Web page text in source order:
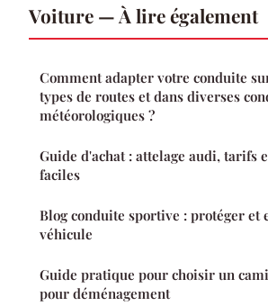
Voiture — À lire également
Comment adapter votre conduite
types de routes et dans diverses
météorologiques ?
Guide d'achat : attelage audi, tarifs
faciles
Blog conduite sportive : protéger et
véhicule
Guide pratique pour choisir un
pour déménagement